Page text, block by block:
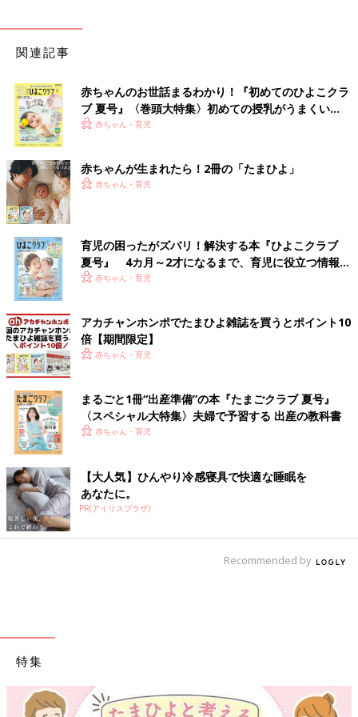
関連記事
赤ちゃんのお世話まるわかり！『初めてのひよこクラ
ブ 夏号』〈巻頭大特集〉初めての授乳がうまくい
く！ おっぱい・ミルクの基本と夏のトラブル 解決テ
赤ちゃん・育児
赤ちゃんが生まれたら！2冊の「たまひよ」
赤ちゃん・育児
育児の困ったがズバリ！解決する本『ひよこクラブ
夏号』 4カ月～2才になるまで、育児に役立つ情報が
いっぱい！
赤ちゃん・育児
アカチャンホンポでたまひよ雑誌を買うとポイント10
倍【期間限定】
赤ちゃん・育児
まるごと1冊“出産準備”の本『たまごクラブ 夏号』
〈スペシャル大特集〉夫婦で予習する 出産の教科書
赤ちゃん・育児
【大人気】ひんやり冷感寝具で快適な睡眠を
あなたに。
PR(アイリスプラザ)
Recommended by
特集